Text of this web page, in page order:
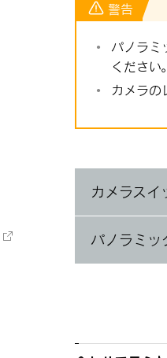
警告
パノラミ
ください。
カメラの
カメラスイ
パノラミッ